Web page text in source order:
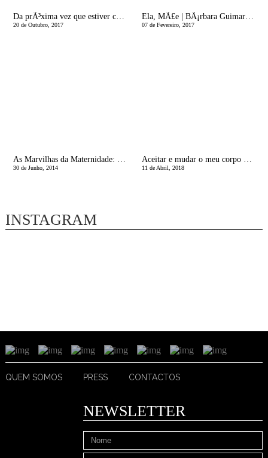
Da prÃ³xima vez que estiver com os pais de uma crianÃ§a cronicamente doente, faÃ§a-lhes estas perguntas
20 de Outubro, 2017
Ela, MÃ£e | BÃ¡rbara GuimarÃ£es
07 de Fevereiro, 2017
As Marvilhas da Maternidade: MudanÃ§a de Ciclo
30 de Junho, 2014
Aceitar e mudar o meu corpo de mÃ£e - Ã© possÃ­vel?
11 de Abril, 2018
INSTAGRAM
QUEM SOMOS PRESS CONTACTOS
NEWSLETTER